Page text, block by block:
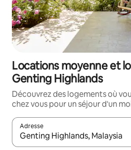
Locations moyenne et
Genting Highlands
Découvrez des logements où
chez vous pour un séjour d'un
Adresse
Lorsque les résultats s'affichent,